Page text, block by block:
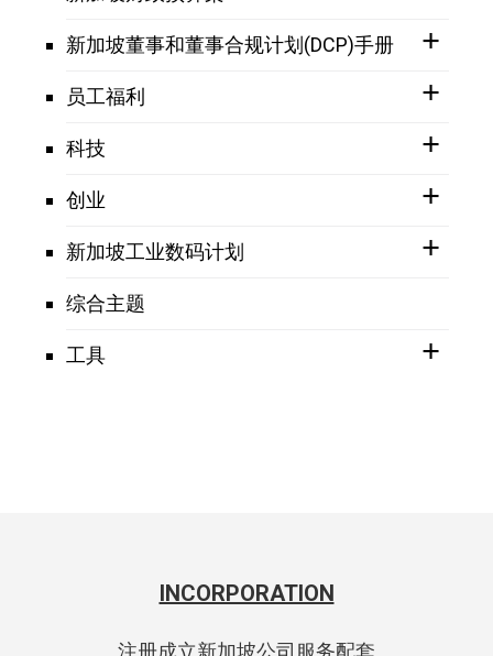
新加坡董事和董事合规计划(DCP)手册
员工福利
科技
创业
新加坡工业数码计划
综合主题
工具
INCORPORATION
注册成立新加坡公司服务配套